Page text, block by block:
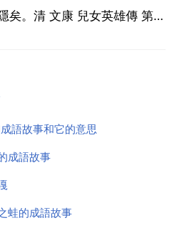
矣。清 文康 兒女英雄傳 第
含褒義 指能順應環境 示 例
語故事和它的意思
成語故事
蛙的成語故事